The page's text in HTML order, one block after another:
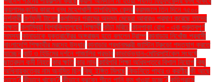
কয়লাসঙ্কটের কারণে বন্ধ মহেশখালী তাপবিদ্যুৎ কেন্দ্র করমজলে তিন দিনে ৭৫০০
দর্শনার্থী কর্ণফুলী টানেল কলসিন্দুর গ্রামের অদম্য মেয়েরা আবারও প্রমাণ করেছে তাদের
দক্ষতা কলাম্বিয়া বিশ্ববিদ্যালয়ের শিক্ষার্থী কাঁচা মরিচে কানপাকা রোগ - এক গুরুত্বপুর্ণ
সমস্যা কানাডাকে যুক্তরাষ্ট্রের অঙ্গরাজ্য হতে বললেন ট্রাম্প কানাডায় নিখোঁজ প্রবাসী
বাংলাদেশি শিক্ষার্থীর মরদেহ উদ্ধার কানাডার প্রধানমন্ত্রী জাস্টিন ট্রুডো পদত্যাগ করতে
যাচ্ছেন কান্ট ও হিউমের দর্শনে গাজালির প্রভাব কাভার্ডভ্যান-মোটরসাইকেল সংঘর্ষে
ছাত্রদল কর্মী নিহত কার ক্ষতি কার লাভ কারিগরি শিক্ষা অধিদপ্তরে বিশাল নিয়োগ কিছু
অধিনায়কত্বের নাম অনুমিত ছিল কিছু ইঙ্গিত মিলছে কিডনিতে পাথর ও করণীয় কী আছে
তাতে? কীভাবে খাবেন? কীভাবে বুঝবেন শীতে পানি কম খাওয়া হচ্ছে? কুড়িগ্রামে